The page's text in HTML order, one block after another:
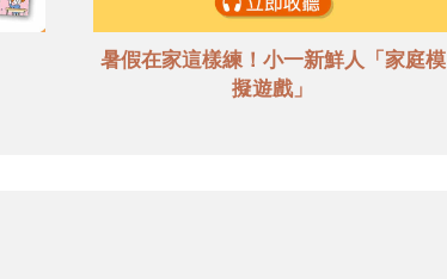
暑假在家這樣練！小一新鮮人「家庭模
擬遊戲」